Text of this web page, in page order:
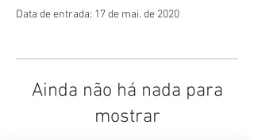
Data de entrada: 17 de mai. de 2020
Ainda não há nada para
mostrar